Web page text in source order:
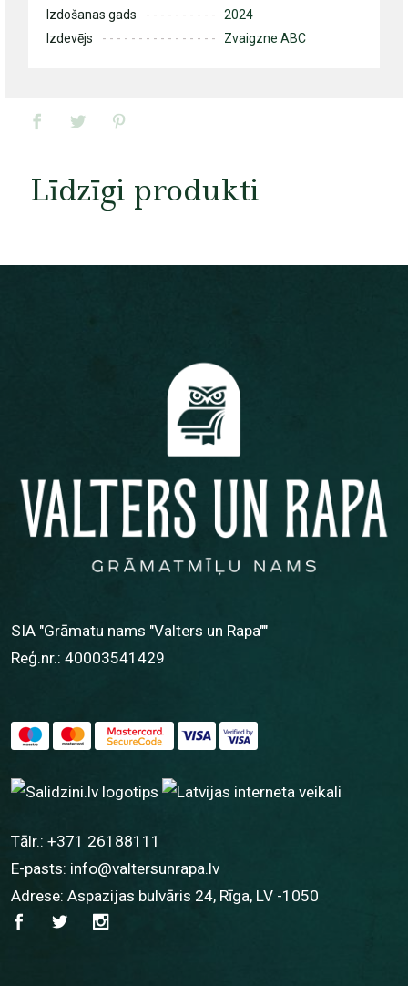
Izdošanas gads
2024
Izdevējs
Zvaigzne ABC
Līdzīgi produkti
SIA "Grāmatu nams "Valters un Rapa""
Reģ.nr.: 40003541429
Tālr.: +371 26188111
E-pasts: info@valtersunrapa.lv
Adrese: Aspazijas bulvāris 24, Rīga, LV -1050